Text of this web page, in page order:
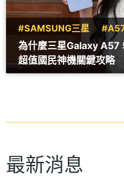
#SAMSUNG三星
為什麼三星Galaxy A57
超值國民神機關鍵攻略
最新消息